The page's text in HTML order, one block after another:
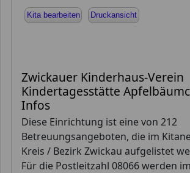
Kita bearbeiten Druckansicht
Zwickauer Kinderhaus-Verein
Kindertagesstätte
Infos
Diese Einrichtung ist eine von 212
Betreuungsangeboten, die im
Kreis / Bezirk Zwickau aufgelistet
Für die Postleitzahl 08066 werden